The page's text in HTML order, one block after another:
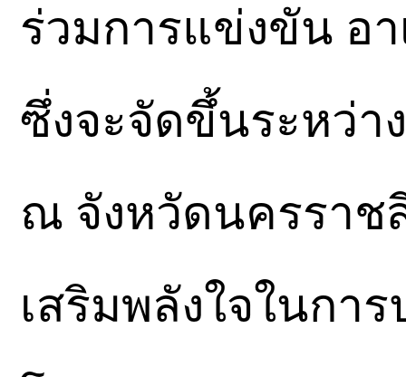
ร่วมการแข่งขัน อา
ซึ่งจะจัดขึ้นระหว่า
ณ จังหวัดนครราช
เสริมพลังใจในกา